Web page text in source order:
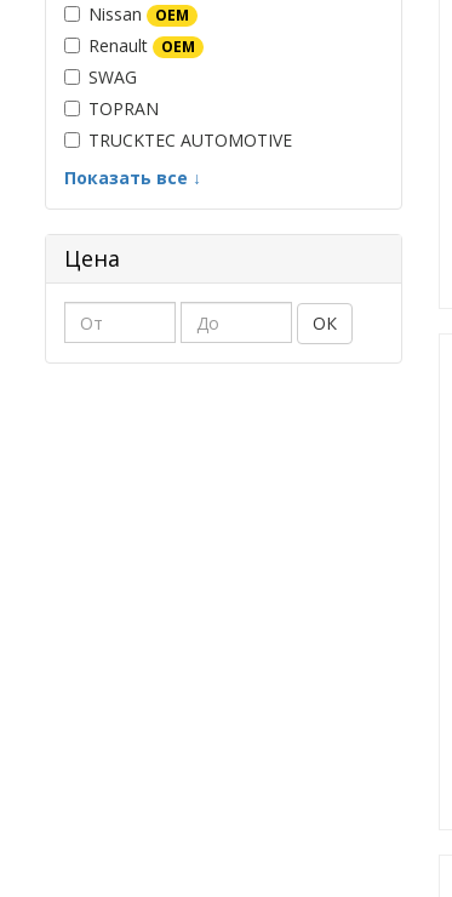
Nissan OEM
Renault OEM
SWAG
TOPRAN
TRUCKTEC AUTOMOTIVE
Показать все ↓
Цена
ОК